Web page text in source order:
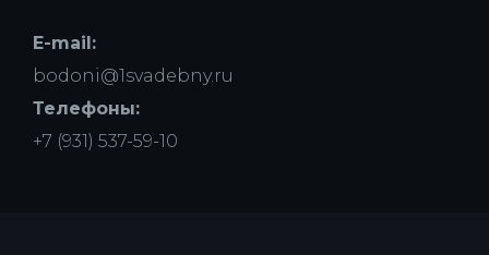
E-mail:
bodoni@1svadebny.ru
Телефоны:
+7 (931) 537-59-10